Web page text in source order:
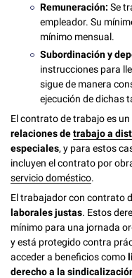
Remuneración:Se
empleador. Su
mínimo mensual.
Subordinación y
instrucciones para
sigue de manera
ejecución de dichas
El contrato de trabajo es
relaciones detrabajo a
especiales, y para estos
incluyen el contrato por
servicio doméstico.
El trabajador con contrato
laborales justas. Estos
mínimo para una jornada
y está protegido contra
acceder a beneficios como
derecho a la